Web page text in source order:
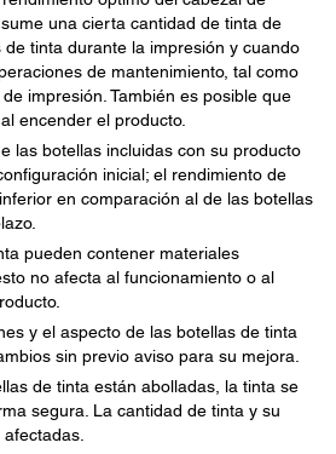
una cierta cantidad de tinta de
de tinta durante la impresión y cuando
de mantenimiento, tal como
impresión. También es posible que
encender el producto.
las botellas incluidas con su producto
inicial; el rendimiento de
en comparación al de las botellas
pueden contener materiales
no afecta al funcionamiento o al
y el aspecto de las botellas de tinta
sin previo aviso para su mejora.
de tinta están abolladas, la tinta se
segura. La cantidad de tinta y su